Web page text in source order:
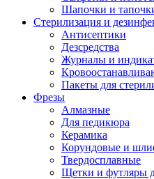
Шапочки и
Стерилизация и
Антисептики
Дезсредства
Журналы и
Пакеты для
Фрезы
Алмазные
Для педикюра
Керамика
Корундовые и
Твердосплавные
Щетки и футляры